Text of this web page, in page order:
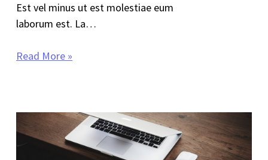
Est vel minus ut est molestiae eum
laborum est. La…
Read More »